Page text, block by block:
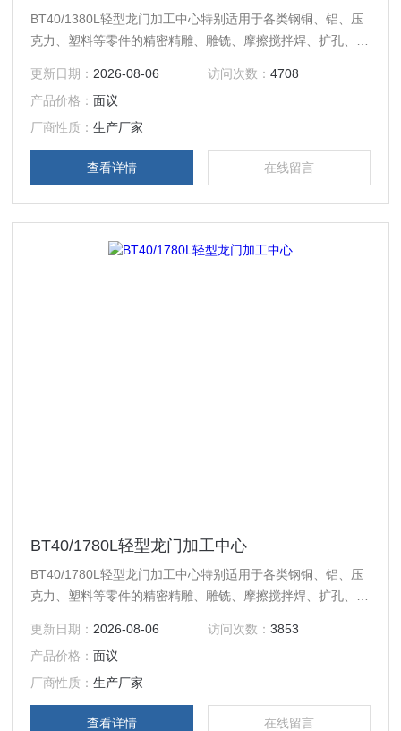
BT40/1380L轻型龙门加工中心特别适用于各类钢铜、铝、压
克力、塑料等零件的精密精雕、雕铣、摩擦搅拌焊、扩孔、钻
更新日期： 2026-08-06 访问次数： 4708
产品价格：面议
厂商性质：生产厂家
查看详情 在线留言
BT40/1780L轻型龙门加工中心
BT40/1780L轻型龙门加工中心特别适用于各类钢铜、铝、压
克力、塑料等零件的精密精雕、雕铣、摩擦搅拌焊、扩孔、钻
更新日期： 2026-08-06 访问次数： 3853
产品价格：面议
厂商性质：生产厂家
查看详情 在线留言